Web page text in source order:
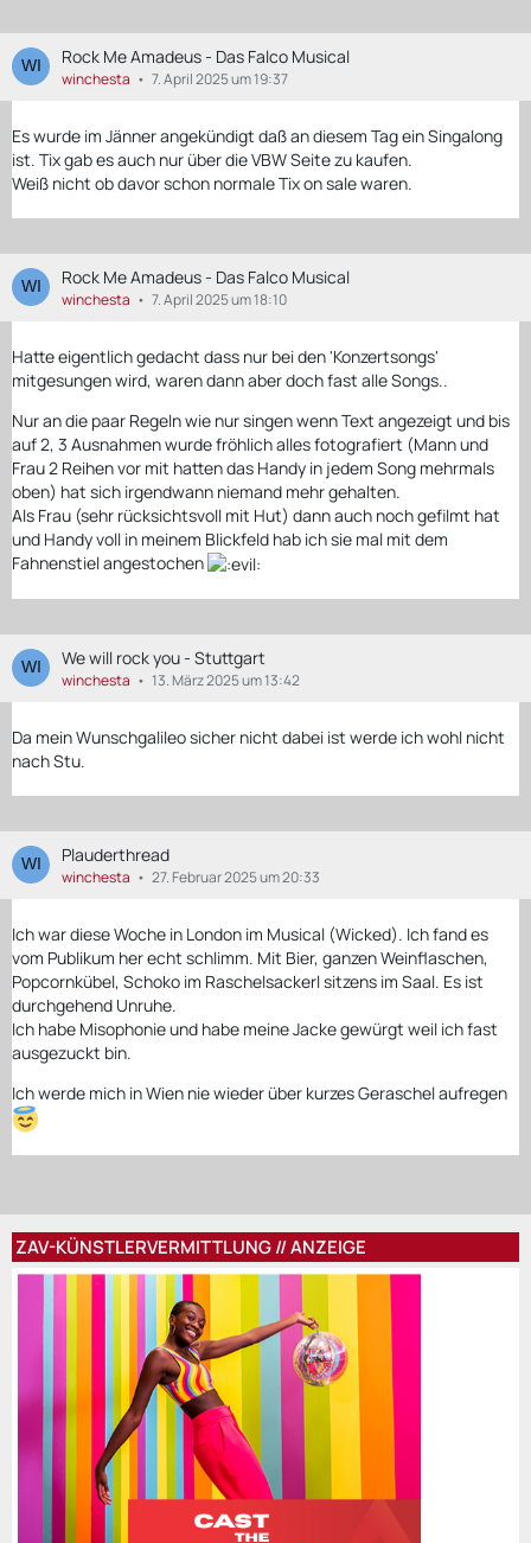
Rock Me Amadeus - Das Falco Musical
winchesta 7. April 2025 um 19:37
Es wurde im Jänner angekündigt daß an diesem Tag ein Singalong
ist. Tix gab es auch nur über die VBW Seite zu kaufen.
Weiß nicht ob davor schon normale Tix on sale waren.
Rock Me Amadeus - Das Falco Musical
winchesta 7. April 2025 um 18:10
Hatte eigentlich gedacht dass nur bei den 'Konzertsongs'
mitgesungen wird, waren dann aber doch fast alle Songs..
Nur an die paar Regeln wie nur singen wenn Text angezeigt und bis
auf 2, 3 Ausnahmen wurde fröhlich alles fotografiert (Mann und
Frau 2 Reihen vor mit hatten das Handy in jedem Song mehrmals
oben) hat sich irgendwann niemand mehr gehalten.
Als Frau (sehr rücksichtsvoll mit Hut) dann auch noch gefilmt hat
und Handy voll in meinem Blickfeld hab ich sie mal mit dem
Fahnenstiel angestochen
We will rock you - Stuttgart
winchesta 13. März 2025 um 13:42
Da mein Wunschgalileo sicher nicht dabei ist werde ich wohl nicht
nach Stu.
Plauderthread
winchesta 27. Februar 2025 um 20:33
Ich war diese Woche in London im Musical (Wicked). Ich fand es
vom Publikum her echt schlimm. Mit Bier, ganzen Weinflaschen,
Popcornkübel, Schoko im Raschelsackerl sitzens im Saal. Es ist
durchgehend Unruhe.
Ich habe Misophonie und habe meine Jacke gewürgt weil ich fast
ausgezuckt bin.
Ich werde mich in Wien nie wieder über kurzes Geraschel aufregen
ZAV-KÜNSTLERVERMITTLUNG // ANZEIGE